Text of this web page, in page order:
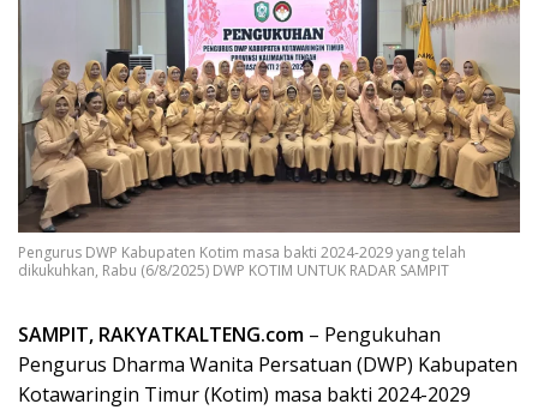
Pengurus DWP Kabupaten Kotim masa bakti 2024-2029 yang telah
dikukuhkan, Rabu (6/8/2025) DWP KOTIM UNTUK RADAR SAMPIT
SAMPIT, RAKYATKALTENG.com – Pengukuhan
Pengurus Dharma Wanita Persatuan (DWP) Kabupaten
Kotawaringin Timur (Kotim) masa bakti 2024-2029